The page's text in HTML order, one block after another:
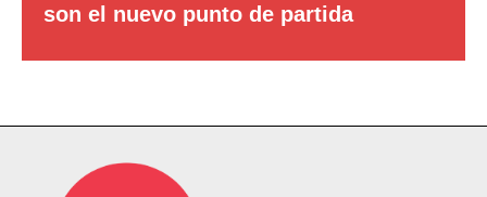
son el nuevo punto de partida